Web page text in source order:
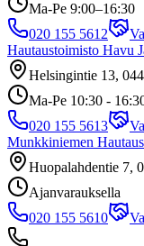
Ma-Pe 9:00–16:30
020 155 5612
Hautaustoimisto Havu
Helsingintie 13,
Ma-Pe 10:30 -
020 155 5613
Munkkiniemen
Huopalahdentie 7,
Ajanvarauksella
020 155 5610